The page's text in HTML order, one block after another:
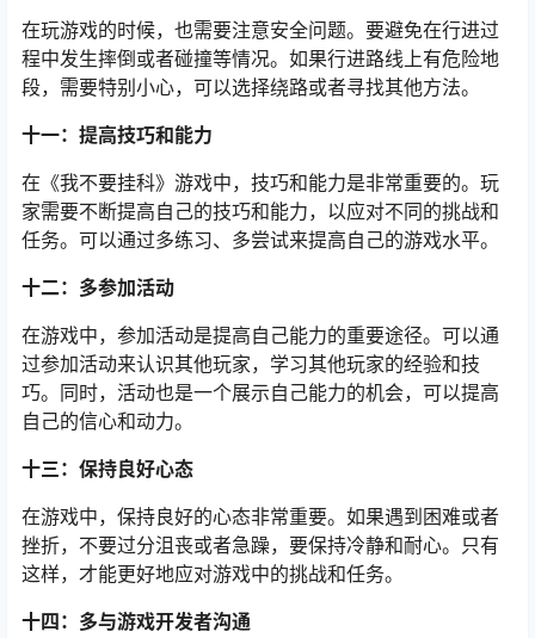
在玩游戏的时候，也需要注意安全问题。要避免在行进过
程中发生摔倒或者碰撞等情况。如果行进路线上有危险地
段，需要特别小心，可以选择绕路或者寻找其他方法。
十一：提高技巧和能力
在《我不要挂科》游戏中，技巧和能力是非常重要的。玩
家需要不断提高自己的技巧和能力，以应对不同的挑战和
任务。可以通过多练习、多尝试来提高自己的游戏水平。
十二：多参加活动
在游戏中，参加活动是提高自己能力的重要途径。可以通
过参加活动来认识其他玩家，学习其他玩家的经验和技
巧。同时，活动也是一个展示自己能力的机会，可以提高
自己的信心和动力。
十三：保持良好心态
在游戏中，保持良好的心态非常重要。如果遇到困难或者
挫折，不要过分沮丧或者急躁，要保持冷静和耐心。只有
这样，才能更好地应对游戏中的挑战和任务。
十四：多与游戏开发者沟通